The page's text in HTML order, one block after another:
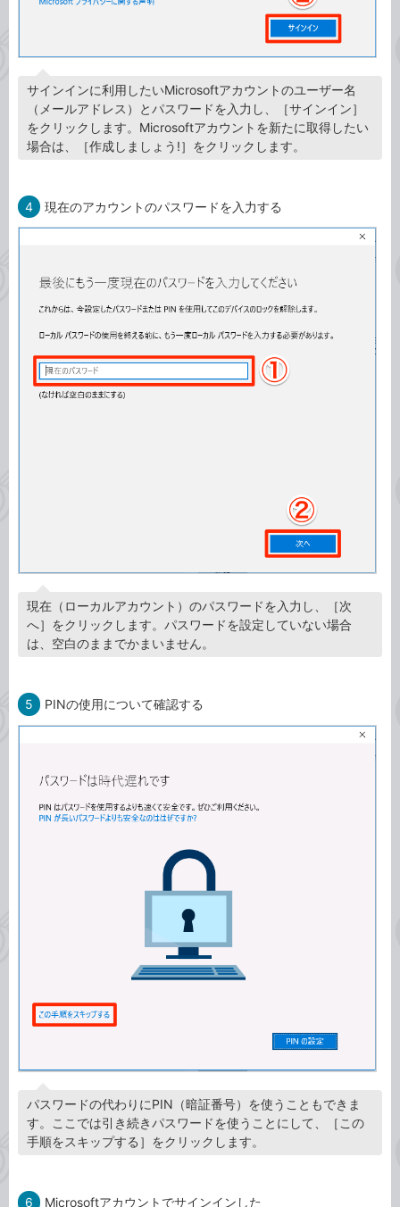
サインインに利用したいMicrosoftアカウントのユーザー名
（メールアドレス）とパスワードを入力し、［サインイン］
をクリックします。Microsoftアカウントを新たに取得したい
場合は、［作成しましょう!］をクリックします。
4 現在のアカウントのパスワードを入力する
現在（ローカルアカウント）のパスワードを入力し、［次
へ］をクリックします。パスワードを設定していない場合
は、空白のままでかまいません。
5 PINの使用について確認する
パスワードの代わりにPIN（暗証番号）を使うこともできま
す。ここでは引き続きパスワードを使うことにして、［この
手順をスキップする］をクリックします。
6 Microsoftアカウントでサインインした